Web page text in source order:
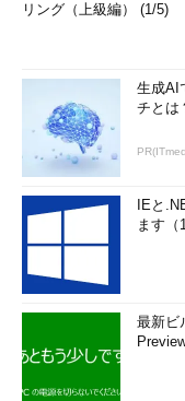
ワードが隠されている
リング（上級編） (1/5)
生成AI
チとは
IEと
ます
最新ビ